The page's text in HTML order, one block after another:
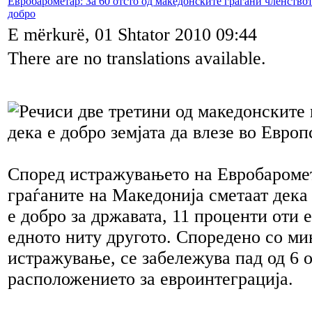
добро
E mërkurë, 01 Shtator 2010 09:44
There are no translations available.
Речиси две третини од македонските
дека е добро земјата да влезе во
Според истражувањето на
граѓаните на Македонија сметаат
е добро за државата, 11 проценти оти
едното ниту другото. Споредено со
истражување, се забележува пад од 6
расположението за евроинтеграција.